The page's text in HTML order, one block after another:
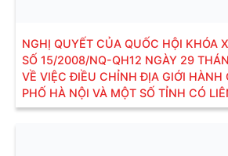
NGHỊ QUYẾT CỦA QUỐC HỘI KHÓA
SỐ 15/2008/NQ-QH12 NGÀY 29
VỀ VIỆC ĐIỀU CHỈNH ĐỊA GIỚI HÀNH
PHỐ HÀ NỘI VÀ MỘT SỐ TỈNH CÓ